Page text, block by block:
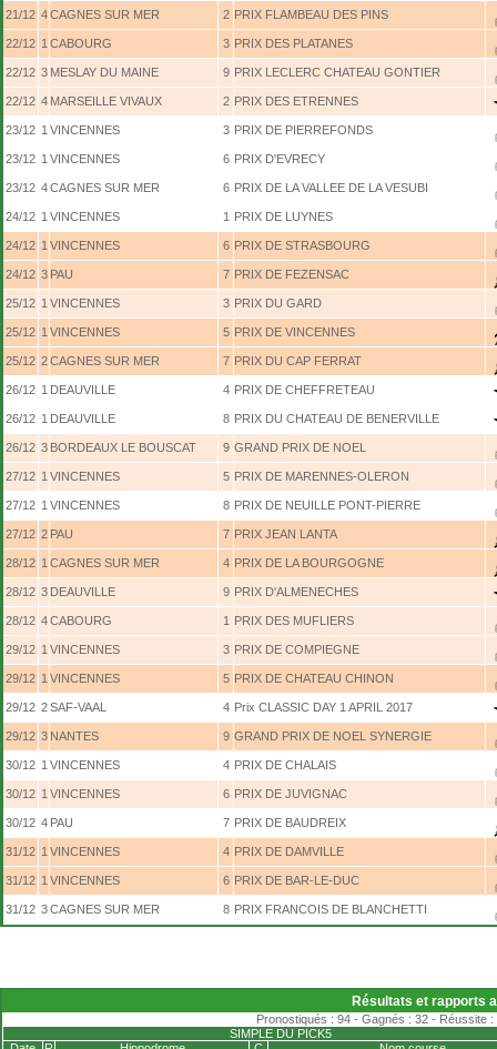
21/12 4 CAGNES SUR MER 2 PRIX FLAMBEAU DES PINS
22/12 1 CABOURG 3 PRIX DES PLATANES
22/12 3 MESLAY DU MAINE 9 PRIX LECLERC CHATEAU GONTIER
22/12 4 MARSEILLE VIVAUX 2 PRIX DES ETRENNES
23/12 1 VINCENNES 3 PRIX DE PIERREFONDS
23/12 1 VINCENNES 6 PRIX D'EVRECY
23/12 4 CAGNES SUR MER 6 PRIX DE LA VALLEE DE LA VESUBI
24/12 1 VINCENNES 1 PRIX DE LUYNES
24/12 1 VINCENNES 6 PRIX DE STRASBOURG
24/12 3 PAU 7 PRIX DE FEZENSAC
25/12 1 VINCENNES 3 PRIX DU GARD
25/12 1 VINCENNES 5 PRIX DE VINCENNES
25/12 2 CAGNES SUR MER 7 PRIX DU CAP FERRAT
26/12 1 DEAUVILLE 4 PRIX DE CHEFFRETEAU
26/12 1 DEAUVILLE 8 PRIX DU CHATEAU DE BENERVILLE
26/12 3 BORDEAUX LE BOUSCAT 9 GRAND PRIX DE NOEL
27/12 1 VINCENNES 5 PRIX DE MARENNES-OLERON
27/12 1 VINCENNES 8 PRIX DE NEUILLE PONT-PIERRE
27/12 2 PAU 7 PRIX JEAN LANTA
28/12 1 CAGNES SUR MER 4 PRIX DE LA BOURGOGNE
28/12 3 DEAUVILLE 9 PRIX D'ALMENECHES
28/12 4 CABOURG 1 PRIX DES MUFLIERS
29/12 1 VINCENNES 3 PRIX DE COMPIEGNE
29/12 1 VINCENNES 5 PRIX DE CHATEAU CHINON
29/12 2 SAF-VAAL 4 Prix CLASSIC DAY 1 APRIL 2017
29/12 3 NANTES 9 GRAND PRIX DE NOEL SYNERGIE
30/12 1 VINCENNES 4 PRIX DE CHALAIS
30/12 1 VINCENNES 6 PRIX DE JUVIGNAC
30/12 4 PAU 7 PRIX DE BAUDREIX
31/12 1 VINCENNES 4 PRIX DE DAMVILLE
31/12 1 VINCENNES 6 PRIX DE BAR-LE-DUC
31/12 3 CAGNES SUR MER 8 PRIX FRANCOIS DE BLANCHETTI
Résultats et rapports
Pronostiqués : 94 - Gagnés : 32 - Réussite
SIMPLE DU PICK5